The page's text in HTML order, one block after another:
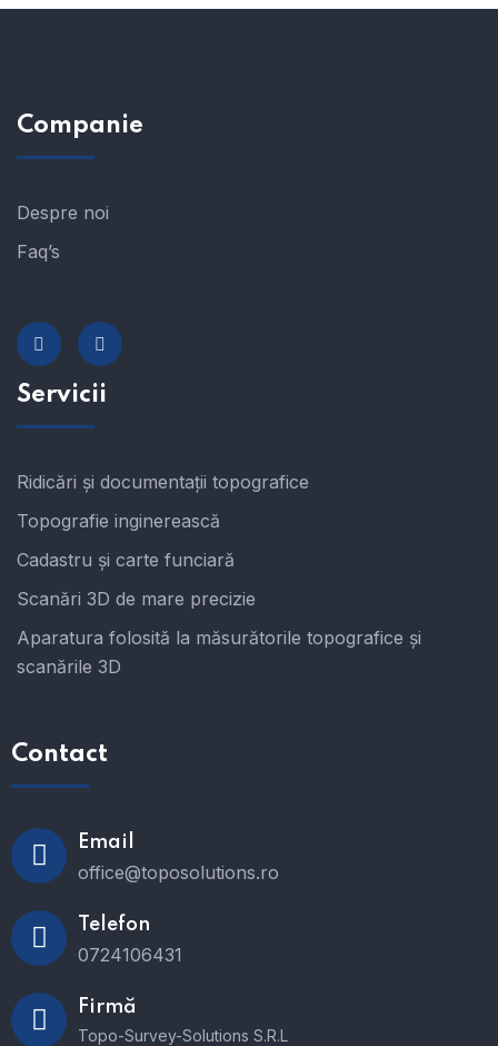
Companie
Despre noi
Faq’s
Servicii
Ridicări și documentații topografice
Topografie inginerească
Cadastru și carte funciară
Scanări 3D de mare precizie
Aparatura folosită la măsurătorile topografice și
scanările 3D
Contact
Email
office@toposolutions.ro
Telefon
0724106431
Firmă
Topo-Survey-Solutions S.R.L